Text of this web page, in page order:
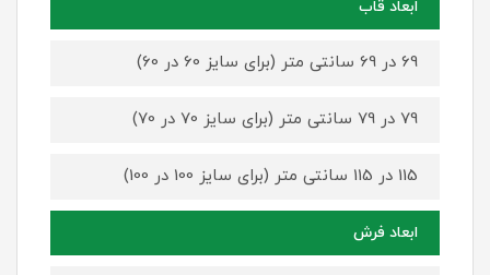
ابعاد قاب
69 در 69 سانتی متر (برای سایز 60 در 60)
79 در 79 سانتی متر (برای سایز 70 در 70)
115 در 115 سانتی متر (برای سایز 100 در 100)
ابعاد فرش